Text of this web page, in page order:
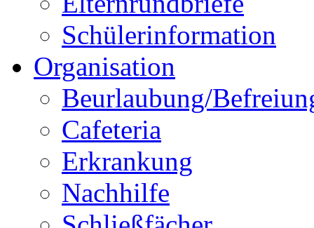
Schülerinformation
Organisation
Beurlaubung/
Cafeteria
Erkrankung
Nachhilfe